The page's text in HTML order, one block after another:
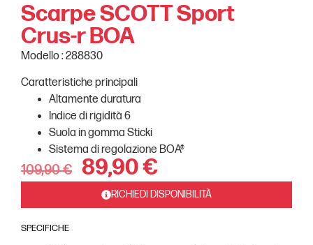
Scarpe SCOTT Sport
Crus-r BOA
Modello : 288830
Caratteristiche principali
Altamente duratura
Indice di rigidità 6
Suola in gomma Sticki
Sistema di regolazione BOA®
109,90€ 89,90€
RICHIEDI DISPONIBILITÀ
SPECIFICHE